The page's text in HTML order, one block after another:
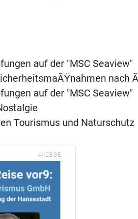
auf der "MSC Seaview"
nach
auf der "MSC Seaview"
Tourismus und Naturschutz
ANZEIGE